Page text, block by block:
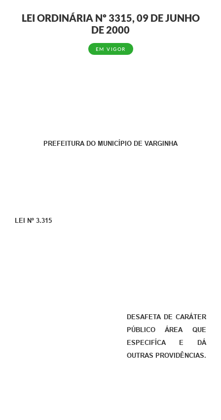
LEI ORDINÁRIA Nº 3315, 09 DE JUNHO
DE 2000
EM VIGOR
PREFEITURA DO MUNICÍPIO DE VARGINHA
LEI Nº 3.315
DESAFETA DE CARÁTER
PÚBLICO ÁREA QUE
ESPECIFÍCA E DÁ
OUTRAS PROVIDÊNCIAS.